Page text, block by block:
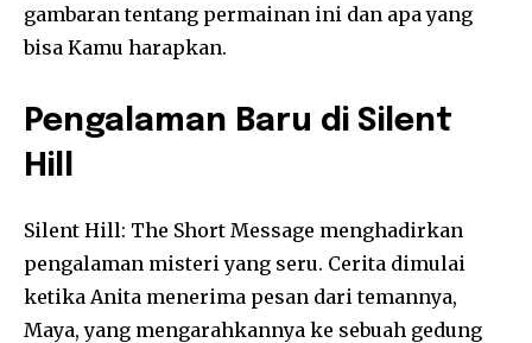
gambaran tentang permainan ini dan apa yang
bisa Kamu harapkan.
Pengalaman Baru di Silent
Hill
Silent Hill: The Short Message menghadirkan
pengalaman misteri yang seru. Cerita dimulai
ketika Anita menerima pesan dari temannya,
Maya, yang mengarahkannya ke sebuah gedung